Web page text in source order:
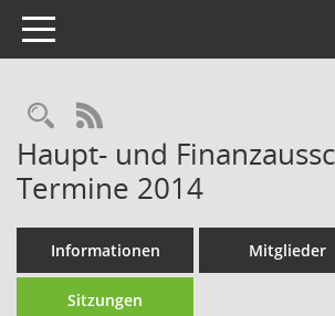
Toggle navigation
Rechercheauswahl
RSS-Feed
Haupt- und
Termine 2014
Informationen Mitglieder
Sitzungen